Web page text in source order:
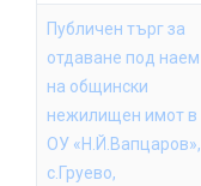
Публичен търг за
отдаване под наем
на общински
нежилищен имот в
ОУ «Н.Й.Вапцаров»,
с.Груево,